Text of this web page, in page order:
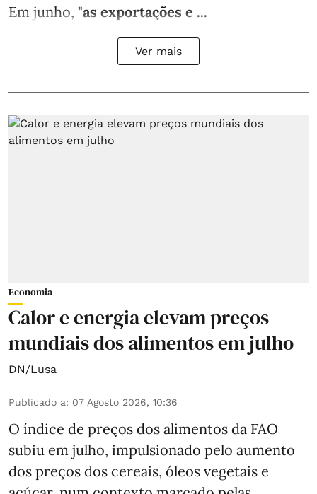
Em junho, "as exportações e ...
Ver mais
Economia
Calor e energia elevam preços
mundiais dos alimentos em julho
DN/Lusa
Publicado a: 07 Agosto 2026, 10:36
O índice de preços dos alimentos da FAO
subiu em julho, impulsionado pelo aumento
dos preços dos cereais, óleos vegetais e